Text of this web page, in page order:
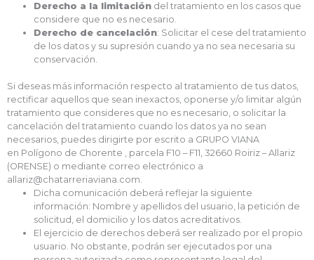
Derecho a la limitación del tratamiento en los casos que
considere que no es necesario.
Derecho de cancelación: Solicitar el cese del tratamiento
de los datos y su supresión cuando ya no sea necesaria su
conservación.
Si deseas más información respecto al tratamiento de tus datos,
rectificar aquellos que sean inexactos, oponerse y/o limitar algún
tratamiento que consideres que no es necesario, o solicitar la
cancelación del tratamiento cuando los datos ya no sean
necesarios, puedes dirigirte por escrito a GRUPO VIANA
en Polígono de Chorente , parcela F10 – F11, 32660 Roiriz – Allariz
(ORENSE) o mediante correo electrónico a
allariz@chatarreriaviana.com.
Dicha comunicación deberá reflejar la siguiente
información: Nombre y apellidos del usuario, la petición de
solicitud, el domicilio y los datos acreditativos.
El ejercicio de derechos deberá ser realizado por el propio
usuario. No obstante, podrán ser ejecutados por una